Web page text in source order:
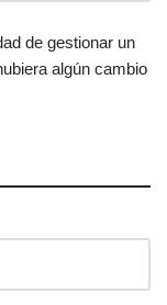
de gestionar un
algún cambio